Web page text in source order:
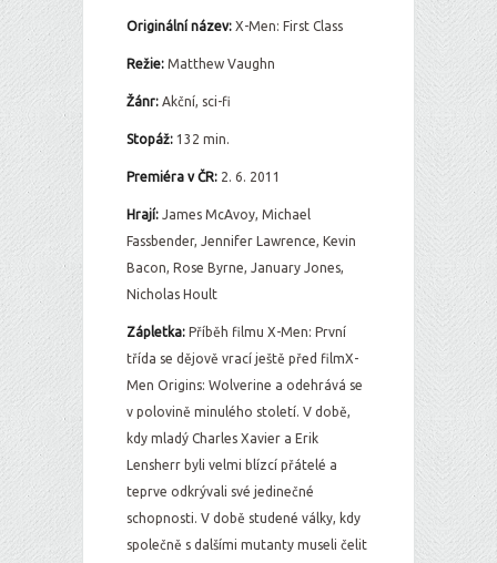
Originální název: X-Men: First Class
Režie: Matthew Vaughn
Žánr: Akční, sci-fi
Stopáž: 132 min.
Premiéra v ČR: 2. 6. 2011
Hrají: James McAvoy, Michael
Fassbender, Jennifer Lawrence, Kevin
Bacon, Rose Byrne, January Jones,
Nicholas Hoult
Zápletka: Příběh filmu X-Men: První
třída se dějově vrací ještě před filmX-
Men Origins: Wolverine a odehrává se
v polovině minulého století. V době,
kdy mladý Charles Xavier a Erik
Lensherr byli velmi blízcí přátelé a
teprve odkrývali své jedinečné
schopnosti. V době studené války, kdy
společně s dalšími mutanty museli čelit